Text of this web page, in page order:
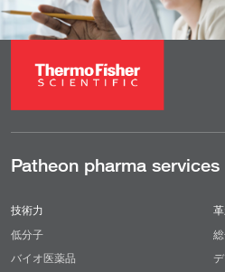
Patheon pharma services
技術力
低分子
バイオ医薬品